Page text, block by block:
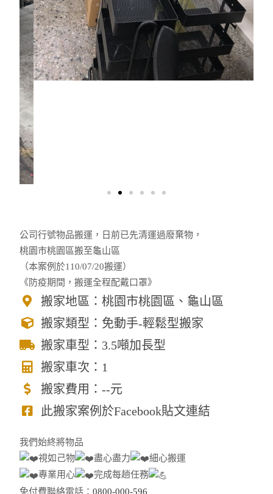
公司行號物品搬運，日前已先清運過廢棄物，
桃園市桃園區搬至龜山區
（本案例於110/07/20搬運）
《防疫期間，搬運全程配戴口罩》
搬家地區：桃園市桃園區、龜山區
搬家類型：免動手-輕鬆型搬家
搬家車型：3.5噸加長型
搬家車次：1
搬家費用：--元
此搬家案例於Facebook貼文連結
我們始終將物品
視如己物
盡心盡力
細心搬運
專業用心
完成每趟任務
免付費聯絡電話：0800-000-596